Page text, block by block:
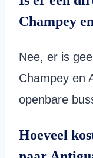
Champey
Nee, er is
Champey en
openbare
Hoeveel